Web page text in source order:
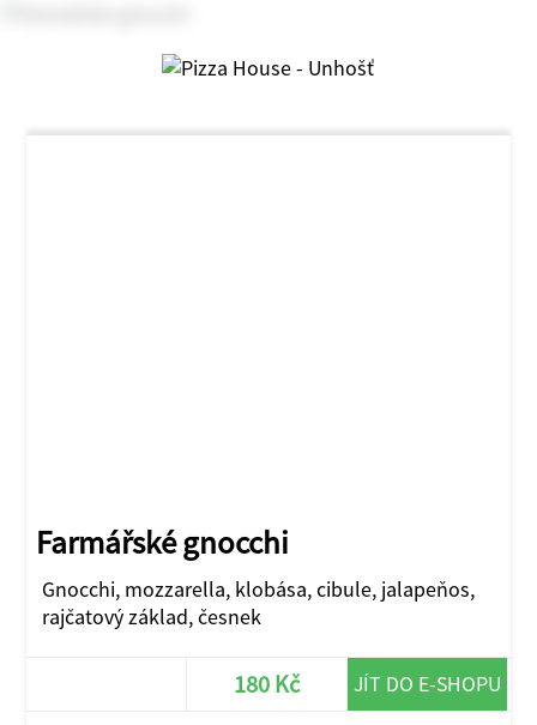
Farmářské gnocchi
Gnocchi, mozzarella, klobása, cibule, jalapeňos,
rajčatový základ, česnek
180 Kč JÍT DO E-SHOPU